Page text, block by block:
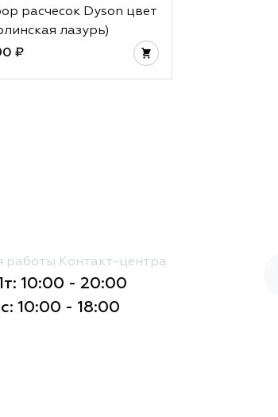
расчесок Dyson цвет
лазурь)
₽
работы Контакт-центра
10:00 - 20:00
10:00 - 18:00